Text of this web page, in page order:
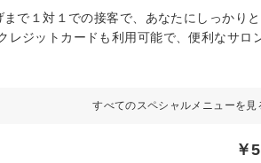
で１対１での接客で、あなたにしっかりと
レジットカードも利用可能で、便利なサロ
すべてのスペシャルメニューを見
￥